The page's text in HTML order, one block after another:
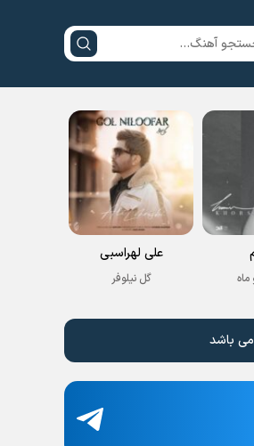
علی لهراسبی
گل نیلوفر
می باشد